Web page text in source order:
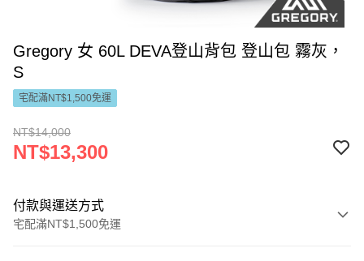
Gregory 女 60L DEVA登山背包 登山包 霧灰，
S
宅配滿NT$1,500免運
NT$14,000
NT$13,300
付款與運送方式
宅配滿NT$1,500免運